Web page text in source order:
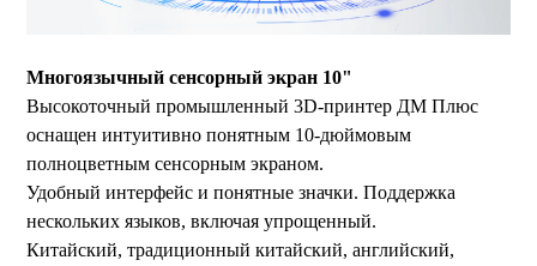
Многоязычный сенсорный экран 10"
Высокоточный промышленный 3D-принтер ДМ Плюс
оснащен интуитивно понятным 10-дюймовым
полноцветным сенсорным экраном.
Удобный интерфейс и понятные значки. Поддержка
нескольких языков, включая упрощенный.
Китайский, традиционный китайский, английский,